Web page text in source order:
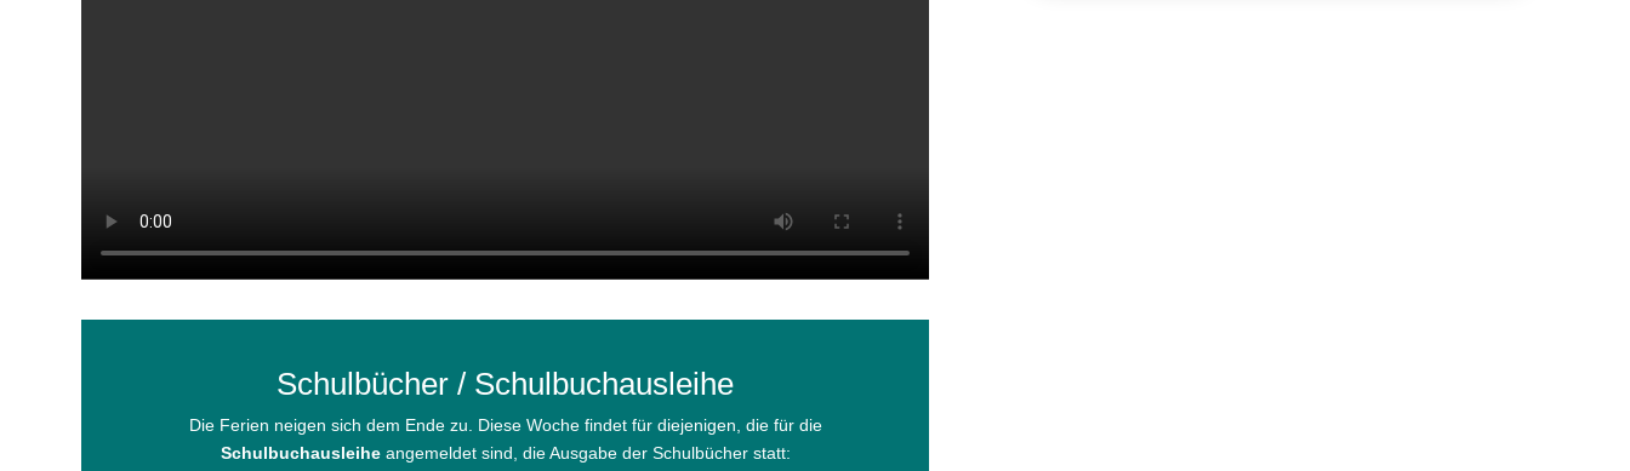
Schulbücher / Schulbuchausleihe
Die Ferien neigen sich dem Ende zu. Diese Woche findet für diejenigen, die für die
Schulbuchausleiheangemeldet sind, die Ausgabe der Schulbücher statt: